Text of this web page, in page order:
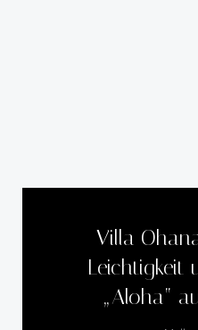
Villa
Leichtigkeit
„Aloha“